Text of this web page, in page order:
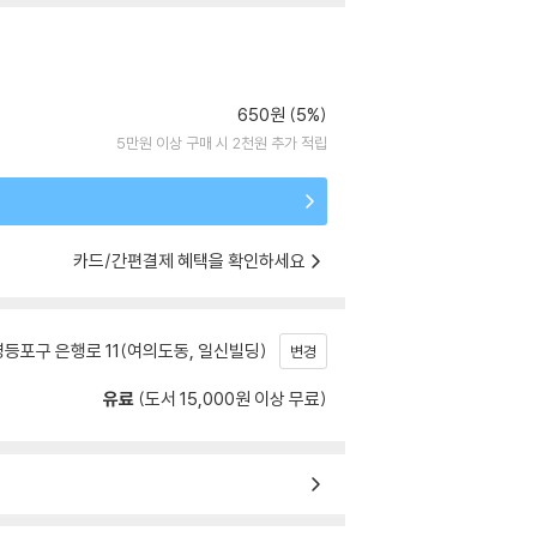
650원 (5%)
5만원 이상 구매 시 2천원 추가 적립
카드/간편결제 혜택을 확인하세요
포구 은행로 11(여의도동, 일신빌딩) 변경
유료 (도서 15,000원 이상 무료)